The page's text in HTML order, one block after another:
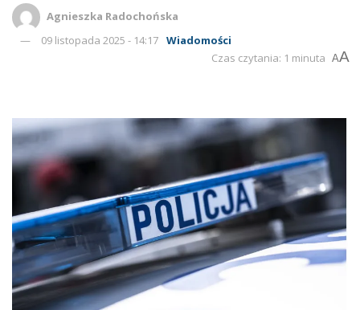
Agnieszka Radochońska
09 listopada 2025 - 14:17 Wiadomości
Czas czytania: 1 minuta AA